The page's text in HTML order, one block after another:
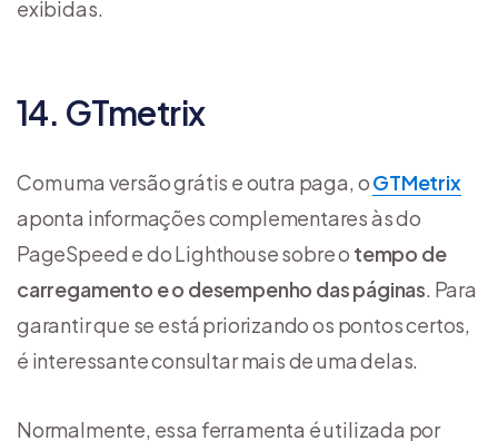
exibidas.
14. GTmetrix
Com uma versão grátis e outra paga, oGTMetrix
aponta informações complementares às do
PageSpeed e do Lighthouse sobre o tempo de
carregamento e o desempenho das páginas . Para
garantir que se está priorizando os pontos certos,
é interessante consultar mais de uma delas.
Normalmente, essa ferramenta é utilizada por